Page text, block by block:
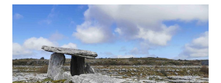
Extremadura:
ruta
5
días